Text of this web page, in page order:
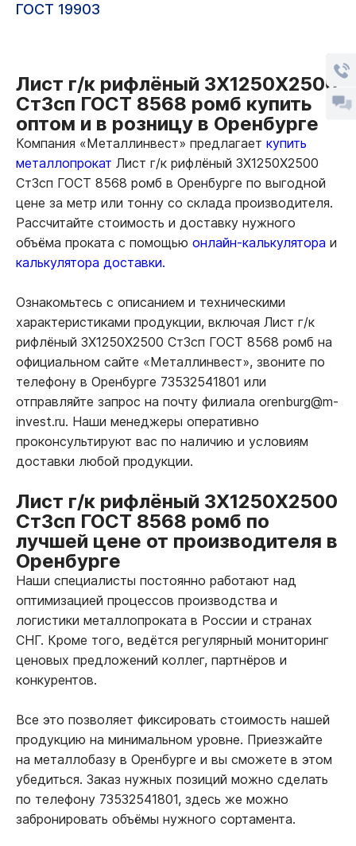
ГОСТ 19903
Лист г/к рифлёный 3Х1250Х2500
Ст3сп ГОСТ 8568 ромб купить
оптом и в розницу в Оренбурге
Компания «Металлинвест» предлагает купить
металлопрокат Лист г/к рифлёный 3Х1250Х2500
Ст3сп ГОСТ 8568 ромб в Оренбурге по выгодной
цене за метр или тонну со склада производителя.
Рассчитайте стоимость и доставку нужного
объёма проката с помощью онлайн-калькулятора и
калькулятора доставки.
Ознакомьтесь с описанием и техническими
характеристиками продукции, включая Лист г/к
рифлёный 3Х1250Х2500 Ст3сп ГОСТ 8568 ромб на
официальном сайте «Металлинвест», звоните по
телефону в Оренбурге 73532541801 или
отправляйте запрос на почту филиала orenburg@m-
invest.ru. Наши менеджеры оперативно
проконсультируют вас по наличию и условиям
доставки любой продукции.
Лист г/к рифлёный 3Х1250Х2500
Ст3сп ГОСТ 8568 ромб по
лучшей цене от производителя в
Оренбурге
Наши специалисты постоянно работают над
оптимизацией процессов производства и
логистики металлопроката в России и странах
СНГ. Кроме того, ведётся регулярный мониторинг
ценовых предложений коллег, партнёров и
конкурентов.
Все это позволяет фиксировать стоимость нашей
продукцию на минимальном уровне. Приезжайте
на металлобазу в Оренбурге и вы сможете в этом
убедиться. Заказ нужных позиций можно сделать
по телефону 73532541801, здесь же можно
забронировать объёмы нужного сортамента.